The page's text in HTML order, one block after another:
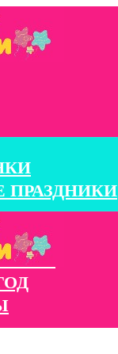
ПРАЗДНИКИ